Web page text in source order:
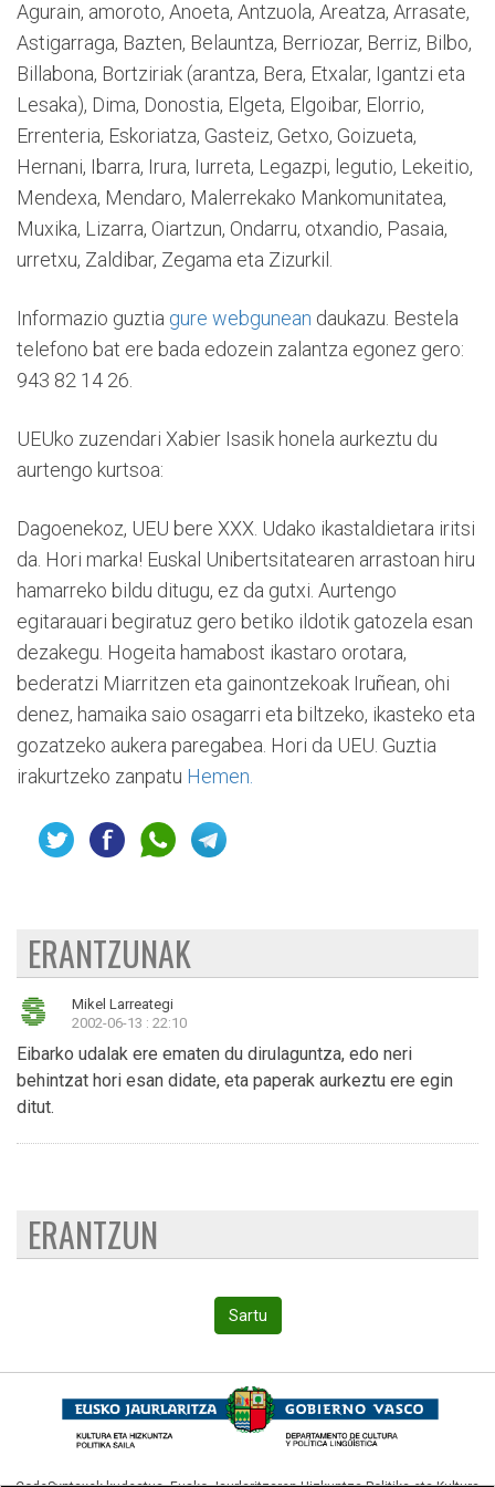
Agurain, amoroto, Anoeta, Antzuola, Areatza, Arrasate,
Astigarraga, Bazten, Belauntza, Berriozar, Berriz, Bilbo,
Billabona, Bortziriak (arantza, Bera, Etxalar, Igantzi eta
Lesaka), Dima, Donostia, Elgeta, Elgoibar, Elorrio,
Errenteria, Eskoriatza, Gasteiz, Getxo, Goizueta,
Hernani, Ibarra, Irura, Iurreta, Legazpi, legutio, Lekeitio,
Mendexa, Mendaro, Malerrekako Mankomunitatea,
Muxika, Lizarra, Oiartzun, Ondarru, otxandio, Pasaia,
urretxu, Zaldibar, Zegama eta Zizurkil.
Informazio guztia gure webgunean daukazu. Bestela
telefono bat ere bada edozein zalantza egonez gero:
943 82 14 26.
UEUko zuzendari Xabier Isasik honela aurkeztu du
aurtengo kurtsoa:
Dagoenekoz, UEU bere XXX. Udako ikastaldietara iritsi
da. Hori marka! Euskal Unibertsitatearen arrastoan hiru
hamarreko bildu ditugu, ez da gutxi. Aurtengo
egitarauari begiratuz gero betiko ildotik gatozela esan
dezakegu. Hogeita hamabost ikastaro orotara,
bederatzi Miarritzen eta gainontzekoak Iruñean, ohi
denez, hamaika saio osagarri eta biltzeko, ikasteko eta
gozatzeko aukera paregabea. Hori da UEU. Guztia
irakurtzeko zanpatu Hemen.
ERANTZUNAK
Mikel Larreategi
2002-06-13 : 22:10
Eibarko udalak ere ematen du dirulaguntza, edo neri
behintzat hori esan didate, eta paperak aurkeztu ere egin
ditut.
ERANTZUN
Sartu